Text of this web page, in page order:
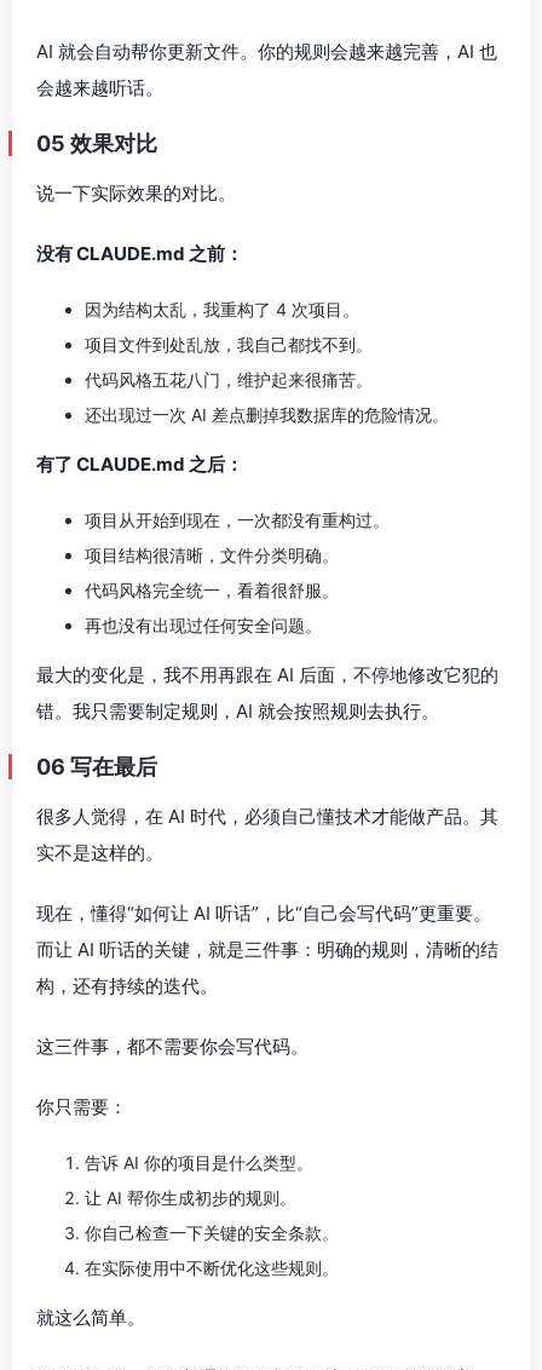
AI 就会自动帮你更新文件。你的规则会越来越完善，AI 也
会越来越听话。
05 效果对比
说一下实际效果的对比。
没有 CLAUDE.md 之前：
因为结构太乱，我重构了 4 次项目。
项目文件到处乱放，我自己都找不到。
代码风格五花八门，维护起来很痛苦。
还出现过一次 AI 差点删掉我数据库的危险情况。
有了 CLAUDE.md 之后：
项目从开始到现在，一次都没有重构过。
项目结构很清晰，文件分类明确。
代码风格完全统一，看着很舒服。
再也没有出现过任何安全问题。
最大的变化是，我不用再跟在 AI 后面，不停地修改它犯的
错。我只需要制定规则，AI 就会按照规则去执行。
06 写在最后
很多人觉得，在 AI 时代，必须自己懂技术才能做产品。其
实不是这样的。
现在，懂得“如何让 AI 听话”，比“自己会写代码”更重要。
而让 AI 听话的关键，就是三件事：明确的规则，清晰的结
构，还有持续的迭代。
这三件事，都不需要你会写代码。
你只需要：
告诉 AI 你的项目是什么类型。
让 AI 帮你生成初步的规则。
你自己检查一下关键的安全条款。
在实际使用中不断优化这些规则。
就这么简单。